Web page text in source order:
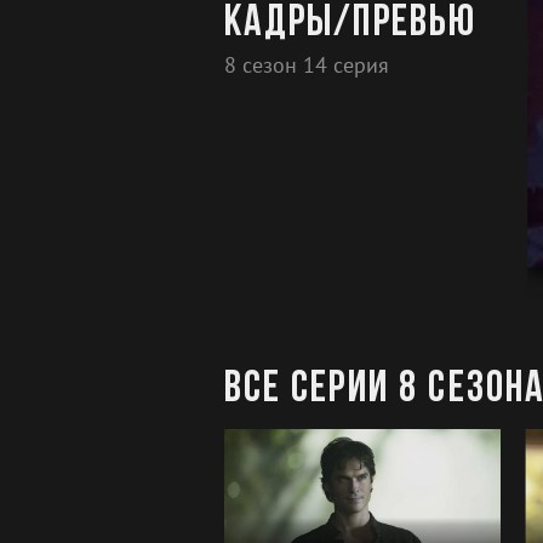
Кадры/превью
8 сезон 14 серия
Все серии 8